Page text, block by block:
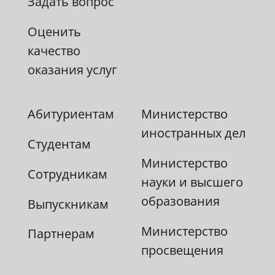
Оценить
качество
оказания услуг
Абитуриентам
Студентам
Сотрудникам
Выпускникам
Партнерам
Министерство
иностранных дел
Министерство
науки и высшего
образования
Министерство
просвещения